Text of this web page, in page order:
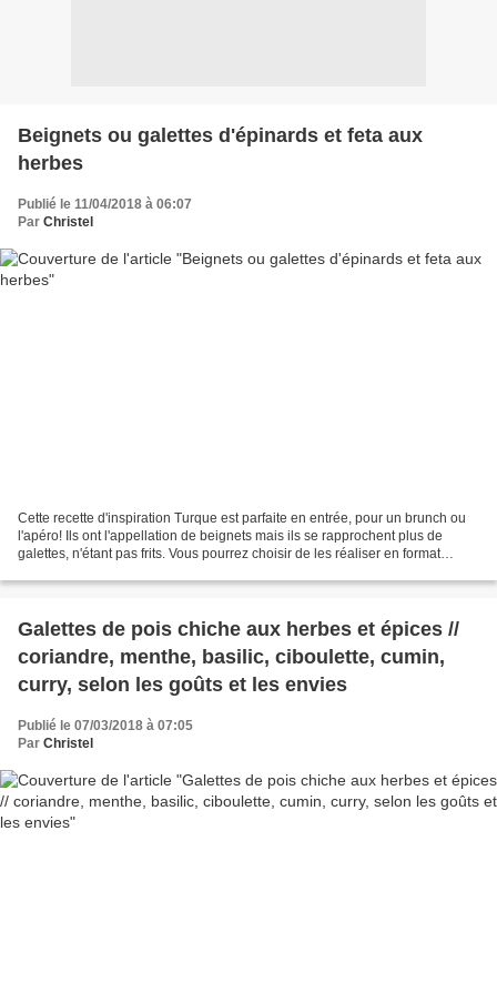
Beignets ou galettes d'épinards et feta aux
herbes
Publié le 11/04/2018 à 06:07
Par Christel
Cette recette d'inspiration Turque est parfaite en entrée, pour un brunch ou
l'apéro! Ils ont l'appellation de beignets mais ils se rapprochent plus de
galettes, n'étant pas frits. Vous pourrez choisir de les réaliser en format
Galettes de pois chiche aux herbes et épices //
coriandre, menthe, basilic, ciboulette, cumin,
curry, selon les goûts et les envies
Publié le 07/03/2018 à 07:05
Par Christel